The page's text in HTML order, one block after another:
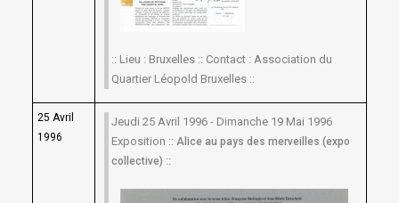
:: Lieu : Bruxelles :: Contact : Association du
Quartier Léopold Bruxelles ::
25 Avril
1996
Jeudi 25 Avril 1996 - Dimanche 19 Mai 1996
Exposition :: Alice au pays des merveilles (expo
collective) ::